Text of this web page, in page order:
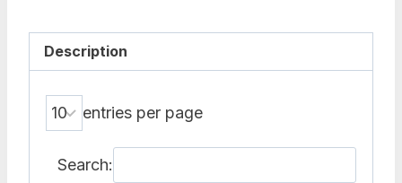
Description
entries per page
Search: